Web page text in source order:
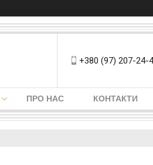
+380 (97) 207-24-
ПРО НАС КОНТАКТИ